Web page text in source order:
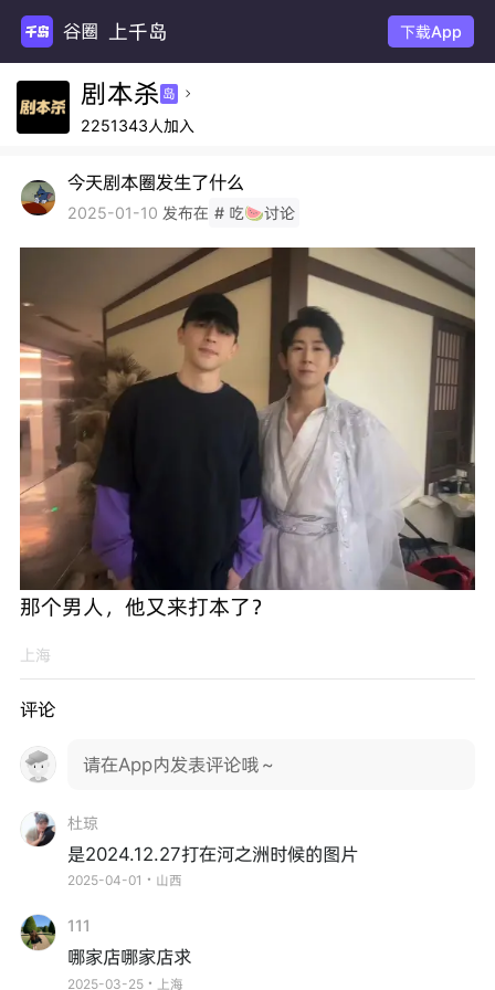
谷圈扩 上千岛 下载App
剧本杀 岛 
2251343人加入
今天剧本圈发生了什么
2025-01-10 发布在 # 吃🍉讨论
那个男人，他又来打本了？
上海
评论
请在App内发表评论哦～
杜琼
是2024.12.27打在河之洲时候的图片
2025-04-01・山西
111
哪家店哪家店求
2025-03-25・上海